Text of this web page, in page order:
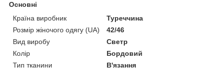
Основні
Країна виробник
Туреччина
Розмір жіночого одягу (UA)
42/46
Вид виробу
Светр
Колір
Бордовий
Тип тканини
В'язання